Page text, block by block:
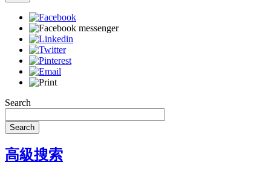
Search
Search
高級搜索